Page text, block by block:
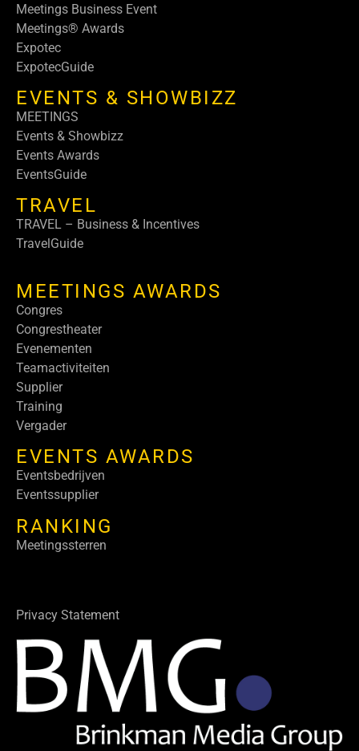
Meetings Business Event
Meetings® Awards
Expotec
ExpotecGuide
EVENTS & SHOWBIZZ
MEETINGS
Events & Showbizz
Events Awards
EventsGuide
TRAVEL
TRAVEL – Business & Incentives
TravelGuide
MEETINGS AWARDS
Congres
Congrestheater
Evenementen
Teamactiviteiten
Supplier
Training
Vergader
EVENTS AWARDS
Eventsbedrijven
Eventssupplier
RANKING
Meetingssterren
Privacy Statement